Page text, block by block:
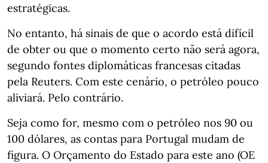
estratégicas.
No entanto, há sinais de que o acordo está difícil
de obter ou que o momento certo não será agora,
segundo fontes diplomáticas francesas citadas
pela Reuters. Com este cenário, o petróleo pouco
aliviará. Pelo contrário.
Seja como for, mesmo com o petróleo nos 90 ou
100 dólares, as contas para Portugal mudam de
figura. O Orçamento do Estado para este ano (OE